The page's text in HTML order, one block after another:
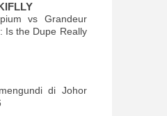
vs Grandeur
Is the Dupe Really
di Johor